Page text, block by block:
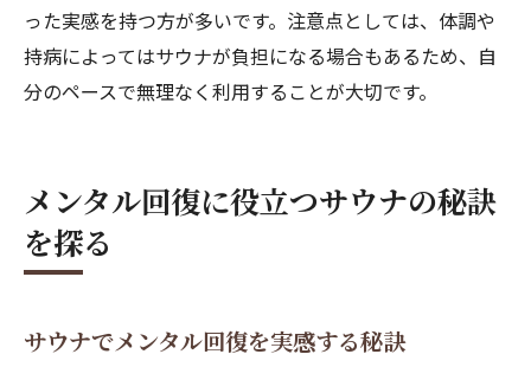
った実感を持つ方が多いです。注意点としては、体調や
持病によってはサウナが負担になる場合もあるため、自
分のペースで無理なく利用することが大切です。
メンタル回復に役立つサウナの秘訣
を探る
サウナでメンタル回復を実感する秘訣